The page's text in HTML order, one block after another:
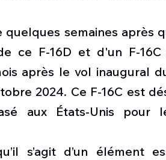
semaines après
ce F-16D et d'un F-16C
après le vol inaugural
2024. Ce F-16C est
aux États-Unis pour
s’agit d’un élément